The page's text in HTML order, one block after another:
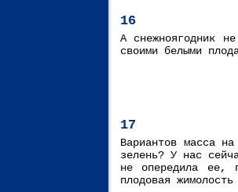
16
А снежноягодник
своими белыми
17
Вариантов масса
зелень? У нас
не опередила ее,
плодовая